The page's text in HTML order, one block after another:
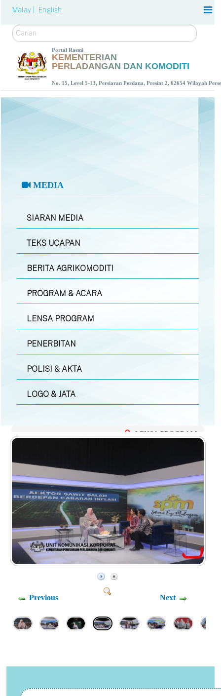
Malay | English
Carian
Portal Rasmi
KEMENTERIAN
PERLADANGAN DAN KOMODITI
No. 15, Level 5-13, Persiaran Perdana, Presint 2, 62654 Wilayah
MEDIA
SIARAN MEDIA
TEKS UCAPAN
BERITA AGRIKOMODITI
PROGRAM & ACARA
LENSA PROGRAM
PENERBITAN
POLISI & AKTA
LOGO & JATA
LENSA PROGRAM
Previous Next